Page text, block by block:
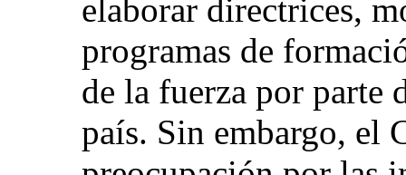
elaborar directrices,
programas de
de la fuerza por parte
país. Sin embargo, el